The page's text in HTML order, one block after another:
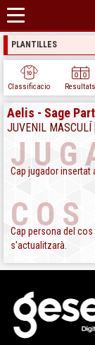
PLANTILLES
Classificacio Resultats
Aelis - Sage
JUVENIL
Cap jugador insertat
Cap persona del
s'actualitzarà.